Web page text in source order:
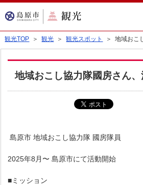
観光TOP ＞観光 ＞観光スポット ＞ 地域おこ
地域おこし協力隊國房さん、
島原市 地域おこし協力隊 國房隊員
2025年8月〜 島原市にて活動開始
■ミッション